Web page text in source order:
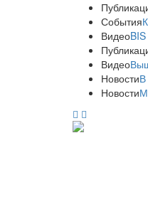
События
Видео
Видео
Новости
Новости